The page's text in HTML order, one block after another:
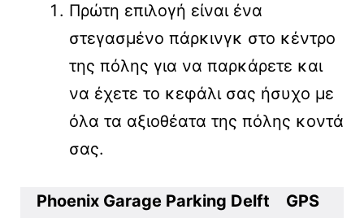
Πρώτη επιλογή είναι ένα
στεγασμένο πάρκινγκ στο κέντρο
της πόλης για να παρκάρετε και
να έχετε το κεφάλι σας ήσυχο με
όλα τα αξιοθέατα της πόλης κοντά
σας.
Phoenix Garage Parking Delft GPS